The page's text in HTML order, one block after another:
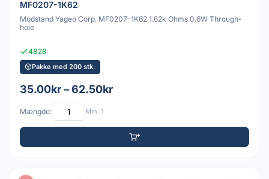
MF0207-1K62
Modstand Yageo Corp. MF0207-1K62 1.62k Ohms 0.6W Through-
hole
4828
Pakke med 200 stk.
35.00kr – 62.50kr
Mængde: Min: 1